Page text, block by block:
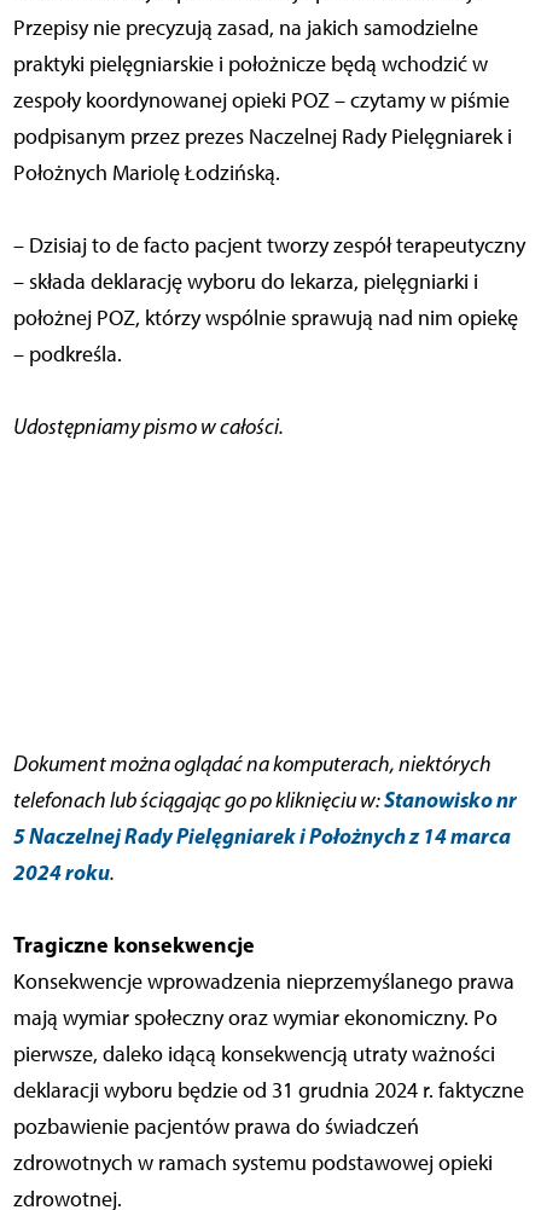
Przepisy nie precyzują zasad, na jakich samodzielne
praktyki pielęgniarskie i położnicze będą wchodzić w
zespoły koordynowanej opieki POZ – czytamy w piśmie
podpisanym przez prezes Naczelnej Rady Pielęgniarek i
Położnych Mariolę Łodzińską.
– Dzisiaj to de facto pacjent tworzy zespół terapeutyczny
– składa deklarację wyboru do lekarza, pielęgniarki i
położnej POZ, którzy wspólnie sprawują nad nim opiekę
– podkreśla.
Udostępniamy pismo w całości.
Dokument można oglądać na komputerach, niektórych
telefonach lub ściągając go po kliknięciu w:Stanowisko nr
5 Naczelnej Rady Pielęgniarek i Położnych z 14 marca
2024 roku.
Tragiczne konsekwencje
Konsekwencje wprowadzenia nieprzemyślanego prawa
mają wymiar społeczny oraz wymiar ekonomiczny. Po
pierwsze, daleko idącą konsekwencją utraty ważności
deklaracji wyboru będzie od 31 grudnia 2024 r. faktyczne
pozbawienie pacjentów prawa do świadczeń
zdrowotnych w ramach systemu podstawowej opieki
zdrowotnej.